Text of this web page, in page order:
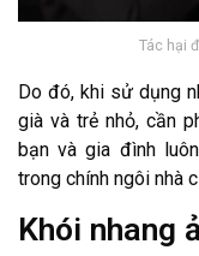
Tác hại
Do đó, khi sử dụng
già và trẻ nhỏ, cần
bạn và gia đình
trong chính ngôi nhà
Khói nhang